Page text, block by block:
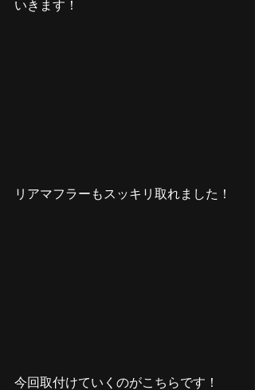
いきます！
リアマフラーもスッキリ取れました！
今回取付けていくのがこちらです！